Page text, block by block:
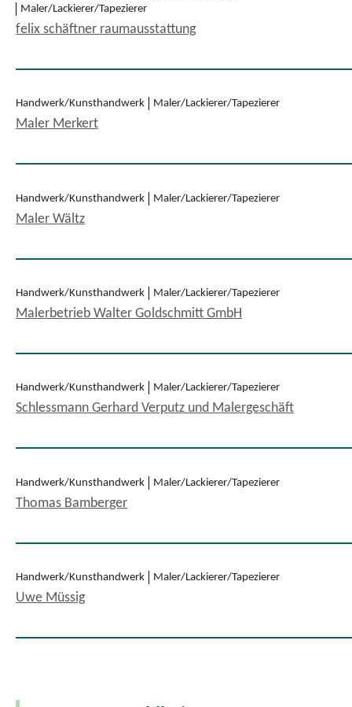
Maler/Lackierer/Tapezierer
felix schäftner raumausstattung
Handwerk/Kunsthandwerk Maler/Lackierer/Tapezierer
Maler Merkert
Handwerk/Kunsthandwerk Maler/Lackierer/Tapezierer
Maler Wältz
Handwerk/Kunsthandwerk Maler/Lackierer/Tapezierer
Malerbetrieb Walter Goldschmitt GmbH
Handwerk/Kunsthandwerk Maler/Lackierer/Tapezierer
Schlessmann Gerhard Verputz und Malergeschäft
Handwerk/Kunsthandwerk Maler/Lackierer/Tapezierer
Thomas Bamberger
Handwerk/Kunsthandwerk Maler/Lackierer/Tapezierer
Uwe Müssig